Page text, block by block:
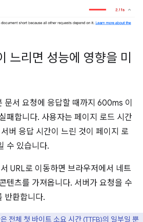
느리면 성능에 영향을 미
문서 요청에 응답할 때까지 600ms 이
패합니다. 사용자는 페이지 로드 시간
버 응답 시간이 느린 것이 페이지 로
수 있습니다.
URL로 이동하면 브라우저에서 네트
텐츠를 가져옵니다. 서버가 요청을 수
반환합니다.
전체 첫 바이트 소요 시간 (TTFB)의 일부일 뿐